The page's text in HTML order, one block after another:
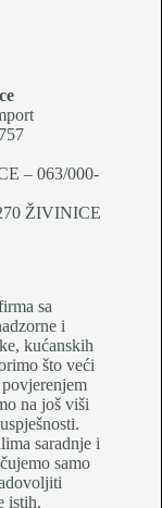
– 063/000-
ŽIVINICE
sa
i
kućanskih
što veći
na još viši
saradnje i
samo
istih.